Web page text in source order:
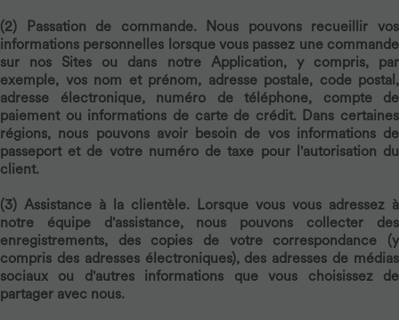
(2) Passation de commande.
Nous pouvons recueillir vos
informations personnelles lorsque vous passez une commande
sur nos Sites ou dans notre Application, y compris, par
exemple, vos nom et prénom, adresse postale, code postal,
adresse électronique, numéro de téléphone, compte de
paiement ou informations de carte de crédit. Dans certaines
régions, nous pouvons avoir besoin de vos informations de
passeport et de votre numéro de taxe pour l'autorisation du
client.
(3) Assistance à la clientèle. Lorsque vous vous adressez à
notre équipe d'assistance, nous pouvons collecter des
enregistrements, des copies de votre correspondance (y
compris des adresses électroniques), des adresses de médias
sociaux ou d'autres informations que vous choisissez de
partager avec nous.